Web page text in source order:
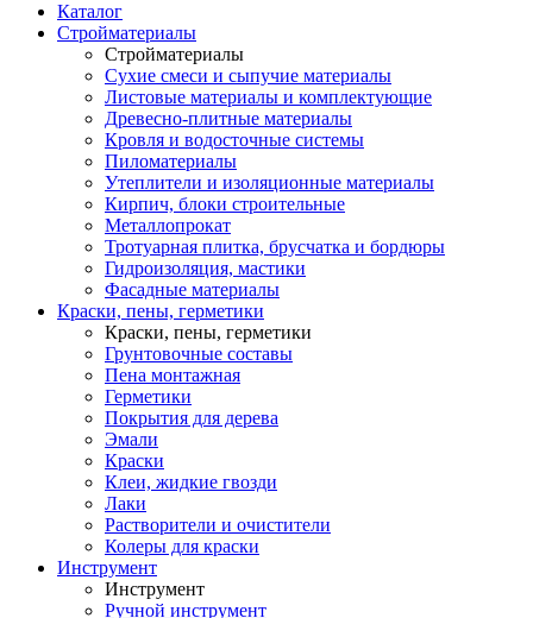
Каталог
Стройматериалы
Стройматериалы
Сухие смеси и сыпучие материалы
Листовые материалы и комплектующие
Древесно-плитные материалы
Кровля и водосточные системы
Пиломатериалы
Утеплители и изоляционные материалы
Кирпич, блоки строительные
Металлопрокат
Тротуарная плитка, брусчатка и бордюры
Гидроизоляция, мастики
Фасадные материалы
Краски, пены, герметики
Краски, пены, герметики
Грунтовочные составы
Пена монтажная
Герметики
Покрытия для дерева
Эмали
Краски
Клеи, жидкие гвозди
Лаки
Растворители и очистители
Колеры для краски
Инструмент
Инструмент
Ручной инструмент